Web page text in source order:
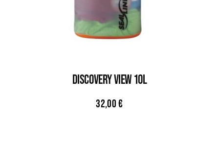
DISCOVERY VIEW 10L
32,00€